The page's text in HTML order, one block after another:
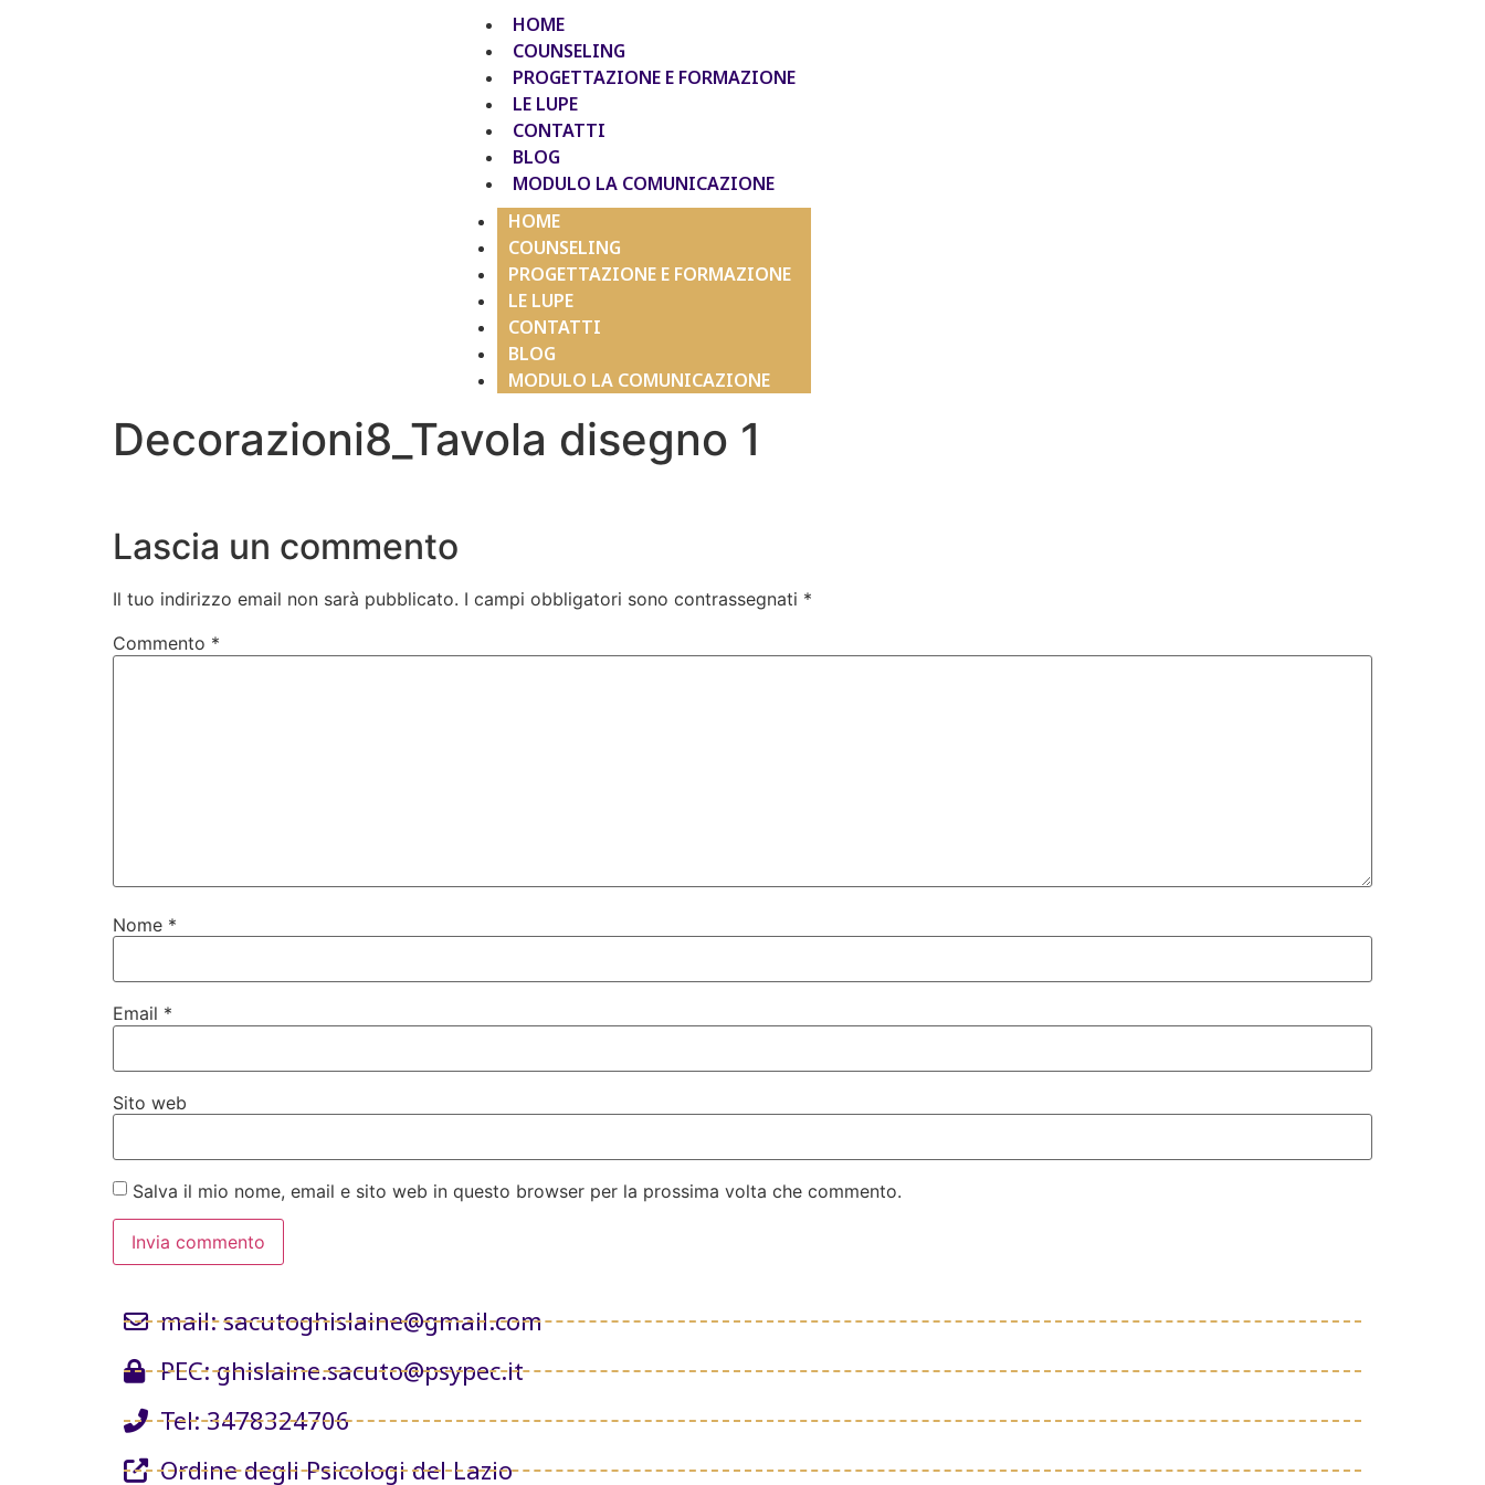
HOME
COUNSELING
PROGETTAZIONE E FORMAZIONE
LE LUPE
CONTATTI
BLOG
MODULO LA COMUNICAZIONE
HOME
COUNSELING
PROGETTAZIONE E FORMAZIONE
LE LUPE
CONTATTI
BLOG
MODULO LA COMUNICAZIONE
Decorazioni8_Tavola disegno 1
Lascia un commento
Il tuo indirizzo email non sarà pubblicato. I campi obbligatori sono contrassegnati *
Commento *
Nome *
Email *
Sito web
Salva il mio nome, email e sito web in questo browser per la prossima volta che commento.
mail: sacutoghislaine@gmail.com
PEC: ghislaine.sacuto@psypec.it
Tel: 3478324706
Ordine degli Psicologi del Lazio